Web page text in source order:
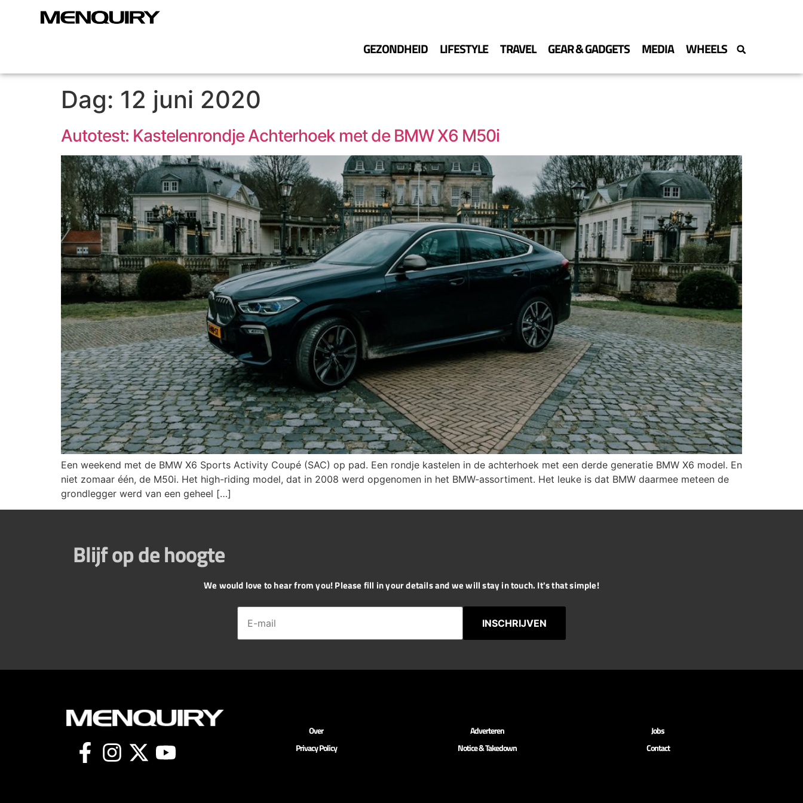
GEZONDHEID LIFESTYLE TRAVEL GEAR & GADGETS MEDIA WHEELS
Dag: 12 juni 2020
Autotest: Kastelenrondje Achterhoek met de BMW X6 M50i
Een weekend met de BMW X6 Sports Activity Coupé (SAC) op pad. Een rondje kastelen in de achterhoek met een derde generatie BMW X6 model. En
niet zomaar één, de M50i. Het high-riding model, dat in 2008 werd opgenomen in het BMW-assortiment. Het leuke is dat BMW daarmee meteen de
grondlegger werd van een geheel […]
Blijf op de hoogte
We would love to hear from you! Please fill in your details and we will stay in touch. It's that simple!
INSCHRIJVEN
Over
Privacy Policy
Adverteren
Notice & Takedown
Jobs
Contact